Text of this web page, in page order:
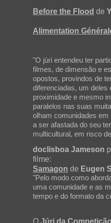
Before the Flood de
Alimentation
"O júri entendeu ter
filmes, de dimensão e
opostos, provindos de
diferenciadas, um deles
proximidade e mesmo
paralelos nas suas
olham comunidades
a ser afastada do seu
multicultural, em risco
doclisboa Jameson
filme:
Samagon de Eugen
"Pelo modo como
uma comunidade e as
tempo e do formato da
O Júri da